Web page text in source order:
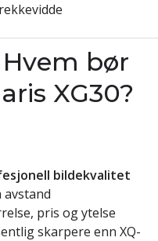
bør
XG30?
bildekvalitet
avstand
pris og ytelse
skarpere enn XQ-